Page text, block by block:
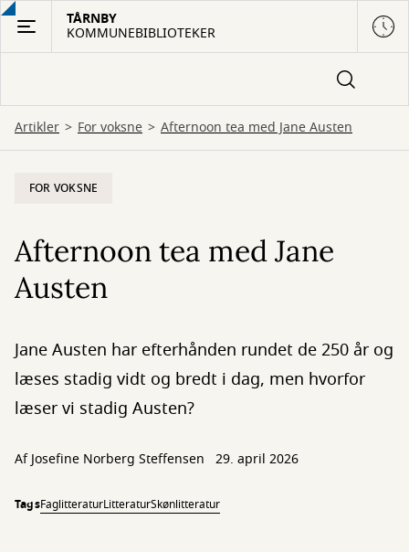
Gå
hovedindhold
TÅRNBY
KOMMUNEBIBLIOTEKER
Artikler For voksne Afternoon tea med Jane Austen
FOR VOKSNE
Afternoon tea med Jane
Austen
Jane Austen har efterhånden rundet de 250 år og
læses stadig vidt og bredt i dag, men hvorfor
læser vi stadig Austen?
AfJosefine Norberg Steffensen 29. april 2026
TagsFaglitteraturLitteraturSkønlitteratur